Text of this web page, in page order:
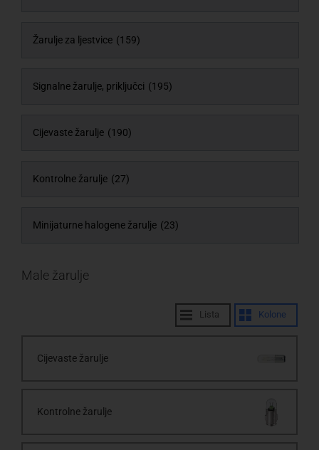
Žarulje za ljestvice (159)
Signalne žarulje, priključci (195)
Cijevaste žarulje (190)
Kontrolne žarulje (27)
Minijaturne halogene žarulje (23)
Lista Kolone
Male žarulje
Cijevaste žarulje
Kontrolne žarulje